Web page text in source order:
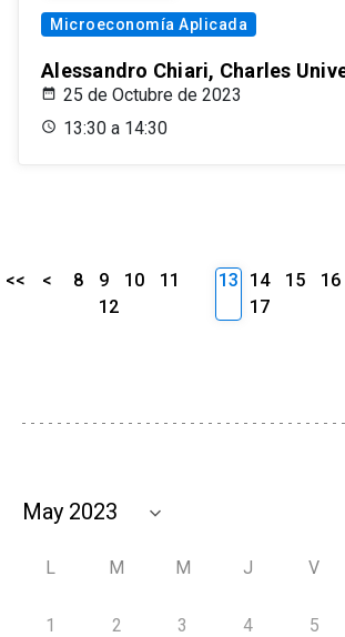
Microeconomía Aplicada
Alessandro Chiari, Charles
25 de Octubre de 2023
13:30 a 14:30
<< < 8 9 10
11
12
13 14 15
16
17
L M M J V
1 2 3 4 5